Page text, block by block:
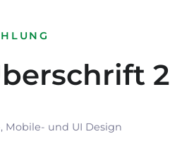
2
Mobile- und UI Design